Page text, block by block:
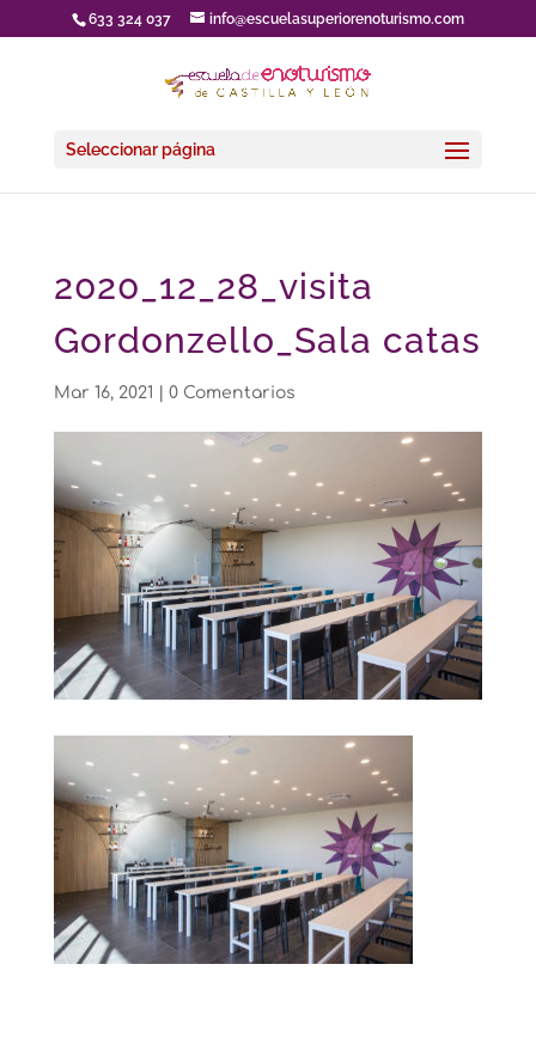
633 324 037 info@escuelasuperiorenoturismo.com
Seleccionar página
2020_12_28_visita
Gordonzello_Sala catas
Mar 16, 2021 0 Comentarios